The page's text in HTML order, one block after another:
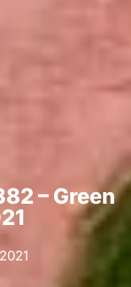
– Green